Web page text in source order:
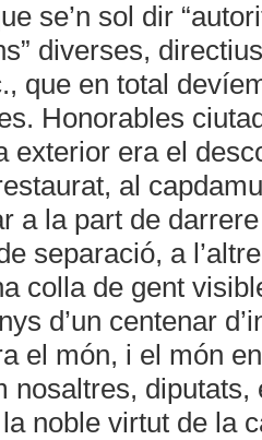
se’n sol dir
diverses,
que en total
Honorables
exterior era el
al
a la part de
separació, a
colla de gent
d’un centenar
el món, i el món
nosaltres, diputats,
noble virtut de la